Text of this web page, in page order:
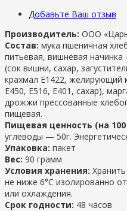
Добавьте Ваш отзыв
Производитель: ООО «Царь
Состав: мука пшеничная
питьевая, вишнёвая начинка
(сок вишни, сахар,
крахмал Е1422, желирующий
Е450, Е516, Е401, сахар),
дрожжи прессованные
пищевая.
Пищевая ценность (на 100
углеводы — 50г.
Упаковка: пакет
Вес: 90 грамм
Условия хранения:
не ниже 6°С изолированно
или охлаждения.
Срок годности: 48 часов